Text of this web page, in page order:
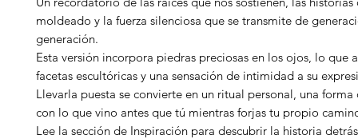
moldeado y la fuerza silenciosa que se transmite de
generación.
Esta versión incorpora piedras preciosas en los ojos, lo que
facetas escultóricas y una sensación de intimidad a su
Llevarla puesta se convierte en un ritual personal, una forma
con lo que vino antes que tú mientras forjas tu propio
Lee la sección de Inspiración para descubrir la historia